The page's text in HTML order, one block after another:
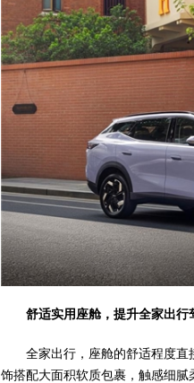
舒适实用座舱， 提升全家出行
全家出行，座舱的舒适程度
饰搭配大面积软质包裹，触感细